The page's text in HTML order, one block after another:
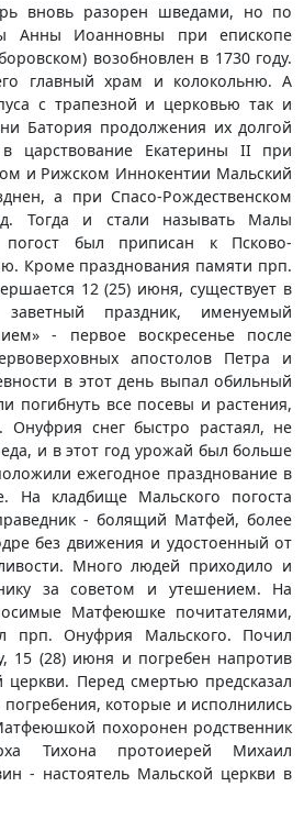
вновь разорен шведами, но по
Анны Иоанновны при епископе
возобновлен в 1730 году.
главный храм и колокольню. А
с трапезной и церковью так и
Батория продолжения их долгой
царствование Екатерины II при
и Рижском Иннокентии Мальский
а при Спасо-Рождественском
Тогда и стали называть Малы
погост был приписан к Псково-
Кроме празднования памяти прп.
12 (25) июня, существует в
праздник, именуемый
- первое воскресенье после
апостолов Петра и
в этот день выпал обильный
погибнуть все посевы и растения,
снег быстро растаял, не
и в этот год урожай был больше
ежегодное празднование в
На кладбище Мальского погоста
- болящий Матфей, более
без движения и удостоенный от
Много людей приходило и
за советом и утешением. На
Матфеюшке почитателями,
прп. Онуфрия Мальского. Почил
15 (28) июня и погребен напротив
церкви. Перед смертью предсказал
погребения, которые и исполнились
похоронен родственник
Тихона протоиерей Михаил
- настоятель Мальской церкви в